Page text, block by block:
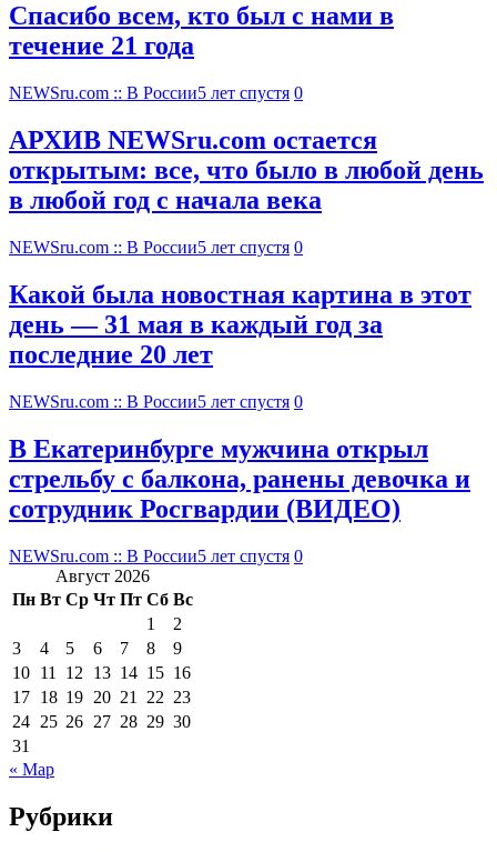
Спасибо всем, кто был с нами в
течение 21 года
NEWSru.com :: В России5 лет спустя 0
АРХИВ NEWSru.com остается
открытым: все, что было в любой день
в любой год с начала века
NEWSru.com :: В России5 лет спустя 0
Какой была новостная картина в этот
день — 31 мая в каждый год за
последние 20 лет
NEWSru.com :: В России5 лет спустя 0
В Екатеринбурге мужчина открыл
стрельбу с балкона, ранены девочка и
сотрудник Росгвардии (ВИДЕО)
NEWSru.com :: В России5 лет спустя 0
Август 2026
Пн Вт Ср Чт Пт Сб Вс
1
2
3
4 5 6 7 8
9
10 11 12 13 14 15 16
17 18 19 20 21 22 23
24 25 26 27 28 29 30
31
« Мар
Рубрики